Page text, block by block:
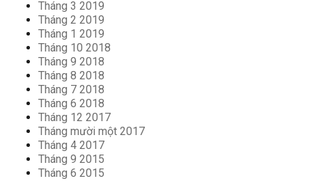
Tháng 3 2019
Tháng 2 2019
Tháng 1 2019
Tháng 10 2018
Tháng 9 2018
Tháng 8 2018
Tháng 7 2018
Tháng 6 2018
Tháng 12 2017
Tháng mười một 2017
Tháng 4 2017
Tháng 9 2015
Tháng 6 2015